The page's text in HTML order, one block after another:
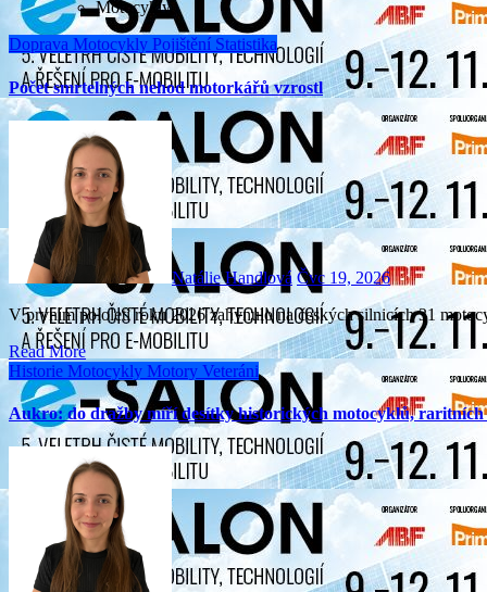
Motocykly
Doprava Motocykly Pojištění Statistika
Počet smrtelných nehod motorkářů vzrostl
Natálie Handlová Čvc 19, 2026
V prvním pololetí roku 2026 zahynulo na českých silnicích 31
Read More
Historie Motocykly Motory Veteráni
Aukro: do dražby míří desítky historických motocyklů,